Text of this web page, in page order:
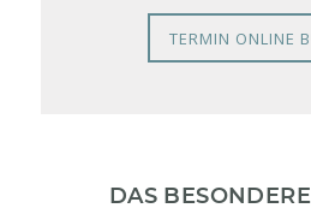
TERMIN ONLINE
DAS